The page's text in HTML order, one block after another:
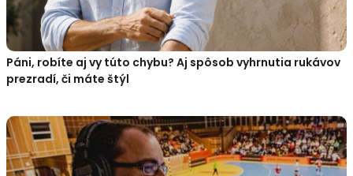
Páni, robíte aj vy túto chybu? Aj spôsob vyhrnutia rukávov
prezradí, či máte štýl